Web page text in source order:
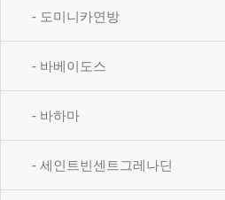
- 도미니카연방
- 바베이도스
- 바하마
- 세인트빈센트그레나딘